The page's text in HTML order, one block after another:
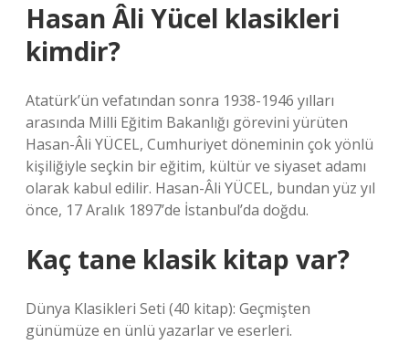
Hasan Âli Yücel klasikleri
kimdir?
Atatürk’ün vefatından sonra 1938-1946 yılları
arasında Milli Eğitim Bakanlığı görevini yürüten
Hasan-Âli YÜCEL, Cumhuriyet döneminin çok yönlü
kişiliğiyle seçkin bir eğitim, kültür ve siyaset adamı
olarak kabul edilir. Hasan-Âli YÜCEL, bundan yüz yıl
önce, 17 Aralık 1897’de İstanbul’da doğdu.
Kaç tane klasik kitap var?
Dünya Klasikleri Seti (40 kitap): Geçmişten
günümüze en ünlü yazarlar ve eserleri.